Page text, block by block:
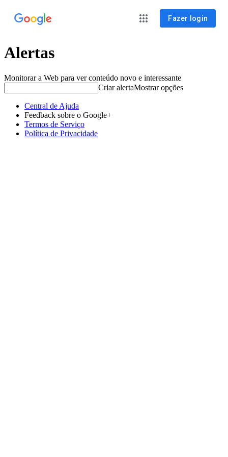
Fazer login
Alertas
Monitorar a Web para ver conteúdo novo e interessante
Criar alertaMostrar opções
Central de Ajuda
Feedback sobre o Google+
Termos de Serviço
Política de Privacidade